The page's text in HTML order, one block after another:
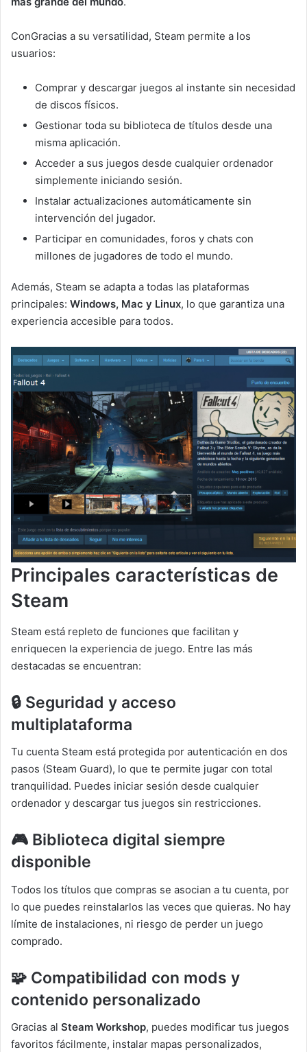
ConGracias a su versatilidad, Steam permite a los
usuarios:
Comprar y descargar juegos al instante sin necesidad
de discos físicos.
Gestionar toda su biblioteca de títulos desde una
misma aplicación.
Acceder a sus juegos desde cualquier ordenador
simplemente iniciando sesión.
Instalar actualizaciones automáticamente sin
intervención del jugador.
Participar en comunidades, foros y chats con
millones de jugadores de todo el mundo.
Además, Steam se adapta a todas las plataformas
principales: Windows, Mac y Linux, lo que garantiza una
experiencia accesible para todos.
Principales características de
Steam
Steam está repleto de funciones que facilitan y
enriquecen la experiencia de juego. Entre las más
destacadas se encuentran:
🔒 Seguridad y acceso
multiplataforma
Tu cuenta Steam está protegida por autenticación en dos
pasos (Steam Guard), lo que te permite jugar con total
tranquilidad. Puedes iniciar sesión desde cualquier
ordenador y descargar tus juegos sin restricciones.
🎮 Biblioteca digital siempre
disponible
Todos los títulos que compras se asocian a tu cuenta, por
lo que puedes reinstalarlos las veces que quieras. No hay
límite de instalaciones, ni riesgo de perder un juego
comprado.
🧩 Compatibilidad con mods y
contenido personalizado
Gracias al Steam Workshop, puedes modificar tus juegos
favoritos fácilmente, instalar mapas personalizados,